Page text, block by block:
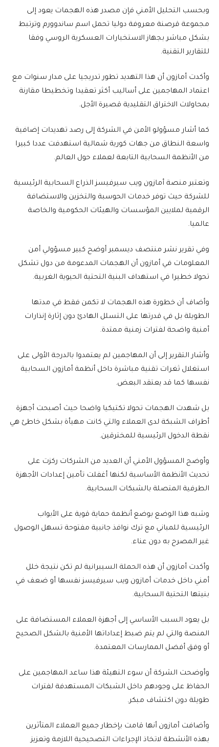
وبحسب التحليل الأمني فإن مصدر هذه الهجمات يعود إلى
مجموعة قرصنة معروفة دوليا تحمل اسم ساندوورم وترتبط
بشكل مباشر بجهاز الاستخبارات العسكرية الروسي وفقا
للتقارير التقنية.
وأكدت أمازون أن هذا التهديد تطور تدريجيا على مدار سنوات مع
اعتماد المهاجمين على أساليب أكثر تعقيدا وتخطيطا مقارنة
بمحاولات الاختراق التقليدية قصيرة الأجل.
كما أشار مسؤولو الأمن في الشركة إلى رصد تهديدات إضافية
واسعة النطاق من جهات كورية شمالية استهدفت عددا كبيرا
من الأنظمة السحابية التابعة لعملاء حول العالم.
وتعتبر منصة أمازون ويب سيرفيسز الذراع السحابية الرئيسية
للشركة حيث توفر خدمات الحوسبة والتخزين والاستضافة
الرقمية لملايين المؤسسات والهيئات الحكومية والخاصة
عالميا.
وفي تقرير نشر منتصف ديسمبر أوضح كبير مسؤولي أمن
المعلومات في أمازون أن الهجمات المدعومة من دول تشكل
تحولا خطيرا في استهداف البنية التحتية الحيوية الغربية.
وأضاف أن خطورة هذه الهجمات لا تكمن فقط في مدتها
الطويلة بل في قدرتها على التسلل الهادئ دون إثارة إنذارات
أمنية واضحة لفترات زمنية ممتدة.
وأشار التقرير إلى أن المهاجمين لم يعتمدوا بالدرجة الأولى على
استغلال ثغرات تقنية مباشرة داخل أنظمة أمازون السحابية
نفسها كما قد يعتقد البعض.
بل شهدت الهجمات تحولا تكتيكيا واضحا حيث أصبحت أجهزة
أطراف الشبكة لدى العملاء والتي كانت مهيأة بشكل خاطئ هي
نقطة الدخول الرئيسية للمخترقين.
وأوضح المسؤول الأمني أن العديد من الشركات ركزت على
تحديث الأنظمة الأساسية لكنها أغفلت تأمين إعدادات الأجهزة
الطرفية المتصلة بالشبكات السحابية.
وشبه هذا الوضع بوضع أنظمة حماية قوية على الأبواب
الرئيسية للمباني مع ترك نوافذ جانبية مفتوحة تسهل الوصول
غير المصرح به دون عناء.
وأكدت أمازون أن هذه الحملة السيبرانية لم تكن نتيجة خلل
أمني داخل خدمات أمازون ويب سيرفيسز نفسها أو ضعف في
بنيتها التحتية السحابية.
بل يعود السبب الأساسي إلى أجهزة العملاء المستضافة على
المنصة والتي لم يتم ضبط إعداداتها الأمنية بالشكل الصحيح
أو وفق أفضل الممارسات المعتمدة.
وأوضحت الشركة أن سوء التهيئة هذا ساعد المهاجمين على
الحفاظ على وجودهم داخل الشبكات المستهدفة لفترات
طويلة دون اكتشاف مبكر.
وأضافت أمازون أنها قامت بإخطار جميع العملاء المتأثرين
بهذه الأنشطة لاتخاذ الإجراءات التصحيحية اللازمة وتعزيز